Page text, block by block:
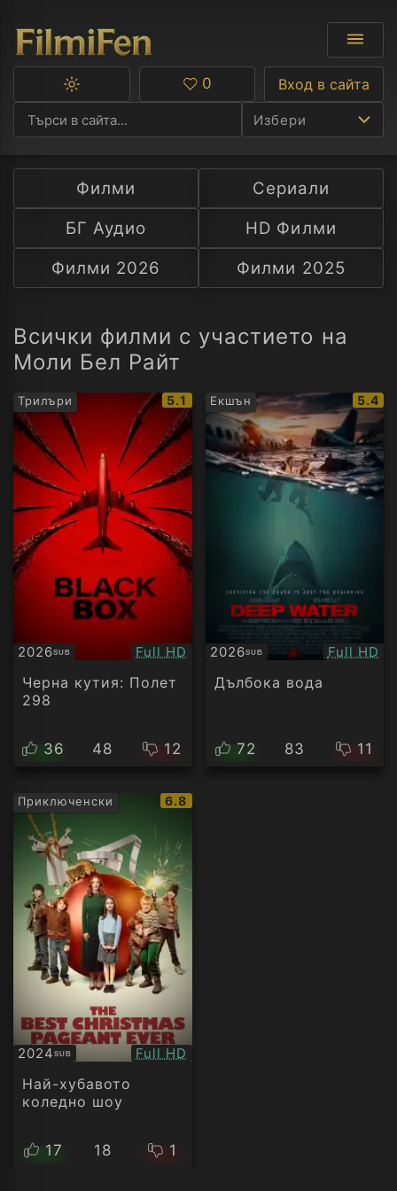
Избери
Ф
С
А
Превключване
тъмна
тема
Любими
0 Вход в сайта
Филми
Сериали
БГ Аудио
HD Филми
Филми 2026
Филми 2025
Всички филми с участието на
Моли Бел Райт
Трилъри
IMDb
рейтинг:
5.1
2026SUB
Субтитри Качество:
Full HD
Черна кутия: Полет
298
36 48 12
Екшън
IMDb
5.4
2026SUB
Субтитри Full HD
Дълбока вода
72 83 11
Приключенски
IMDb
6.8
2024SUB
Субтитри Качество:
Full HD
Най-хубавото
коледно шоу
17 18 1